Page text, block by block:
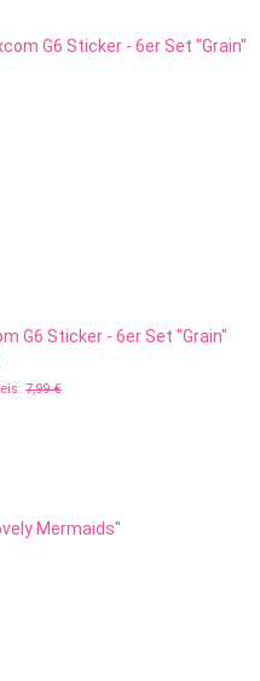
G6 Sticker - 6er Set "Grain"
7,99 €